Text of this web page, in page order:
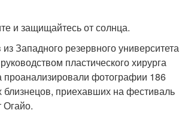
и защищайтесь от солнца.
из Западного резервного университета
пластического хирурга
проанализировали фотографии 186
приехавших на фестиваль
Огайо.